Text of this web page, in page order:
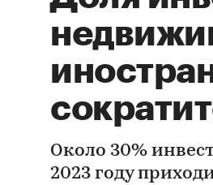
Около 30%
2023 году